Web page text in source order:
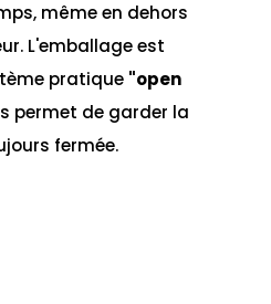
même en dehors
L'emballage est
pratique "open
permet de garder la
fermée.